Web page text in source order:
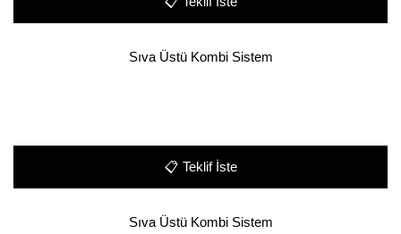
Sıva Üstü Kombi Sistem
📋 Teklif İste
Sıva Üstü Kombi Sistem